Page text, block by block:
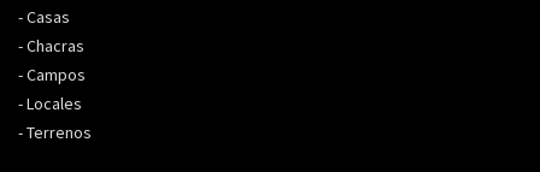
-Casas
-Chacras
-Campos
-Locales
-Terrenos